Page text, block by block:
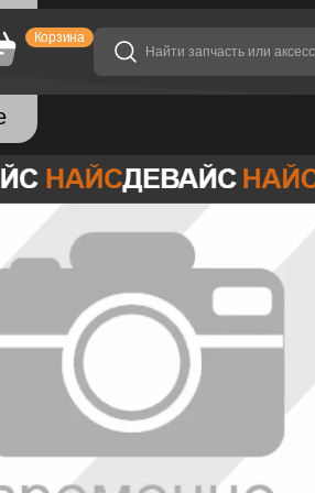
Ремонт устройств
оформить заказ?
Оплата и доставка
гарантии
Политика конфиденциальности
Корзина